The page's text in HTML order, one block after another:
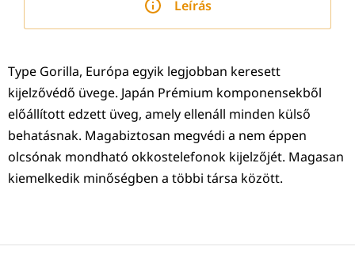
Leírás
Type Gorilla, Európa egyik legjobban keresett
kijelzővédő üvege. Japán Prémium komponensekből
előállított edzett üveg, amely ellenáll minden külső
behatásnak. Magabiztosan megvédi a nem éppen
olcsónak mondható okkostelefonok kijelzőjét. Magasan
kiemelkedik minőségben a többi társa között.